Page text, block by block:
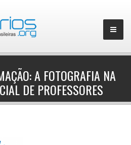
A FOTOGRAFIA NA
DE PROFESSORES